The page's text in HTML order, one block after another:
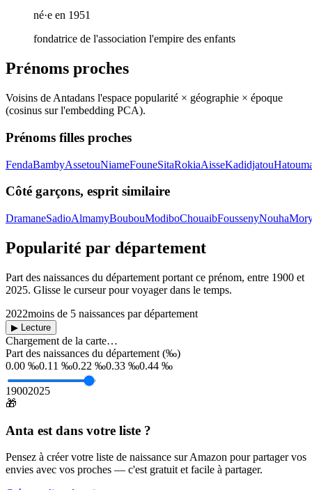
né·e en 1951
fondatrice de l'association l'empire des enfants
Prénoms proches
Voisins de Antadans l'espace popularité × géographie × époque
(cosinus sur l'embedding PCA).
Prénoms filles proches
FendaBambyAssetouNiameFouneSitaRokiaAisseKadidjatou
Côté garçons, esprit similaire
DramaneSadioAlmamyBoubouModiboChouaibFoussenyNouha
Popularité par département
Part des naissances du département portant ce prénom, entre 1900 et
2025. Glisse le curseur pour voyager dans le temps.
2022moins de 5 naissances par département
▶ Lecture
Chargement de la carte…
Part des naissances du département (‰)
0.00 ‰0.11 ‰0.22 ‰0.33 ‰0.44 ‰
19002025
🎁
Anta est dans votre liste ?
Pensez à créer votre liste de naissance sur Amazon pour partager vos
envies avec vos proches — c'est gratuit et facile à partager.